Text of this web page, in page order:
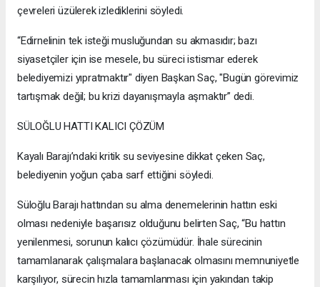
çevreleri üzülerek izlediklerini söyledi.
“Edirnelinin tek isteği musluğundan su akmasıdır; bazı
siyasetçiler için ise mesele, bu süreci istismar ederek
belediyemizi yıpratmaktır" diyen Başkan Saç, "Bugün görevimiz
tartışmak değil; bu krizi dayanışmayla aşmaktır” dedi.
SÜLOĞLU HATTI KALICI ÇÖZÜM
Kayalı Barajı’ndaki kritik su seviyesine dikkat çeken Saç,
belediyenin yoğun çaba sarf ettiğini söyledi.
Süloğlu Barajı hattından su alma denemelerinin hattın eski
olması nedeniyle başarısız olduğunu belirten Saç, “Bu hattın
yenilenmesi, sorunun kalıcı çözümüdür. İhale sürecinin
tamamlanarak çalışmalara başlanacak olmasını memnuniyetle
karşılıyor, sürecin hızla tamamlanması için yakından takip